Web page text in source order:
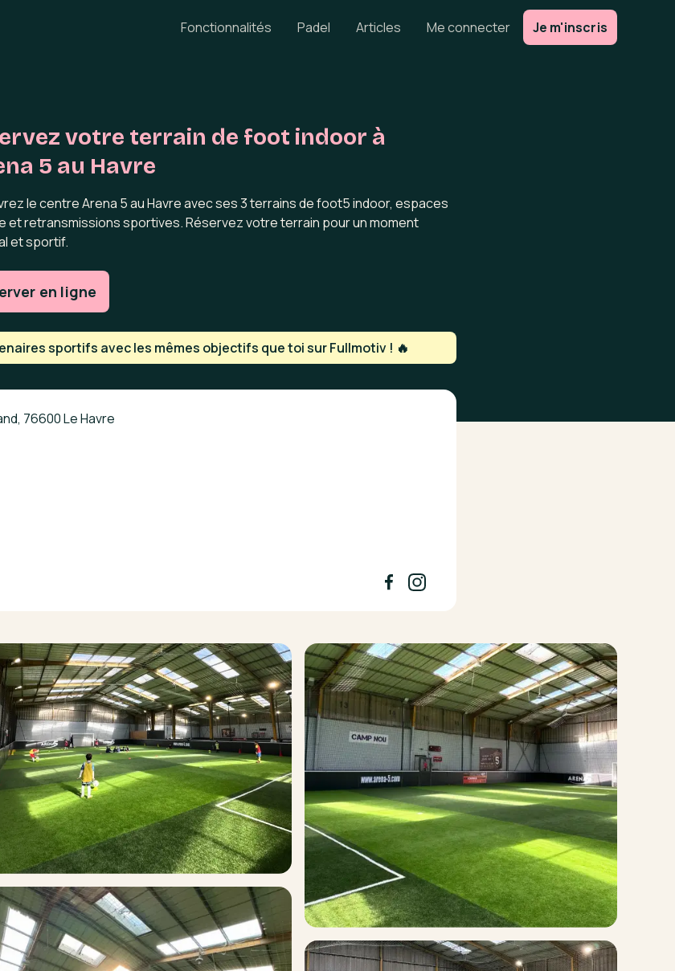
Fonctionnalités Padel Articles Me connecter Je m'inscris
votre terrain de foot indoor à
5 au Havre
le centre Arena 5 au Havre avec ses 3 terrains de foot5 indoor, espaces
et retransmissions sportives. Réservez votre terrain pour un moment
et sportif.
en ligne
sportifs avec les mêmes objectifs que toi sur Fullmotiv ! 🔥
76600 Le Havre